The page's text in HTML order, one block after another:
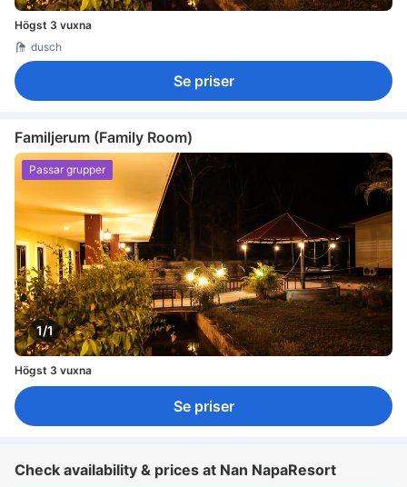
Högst 3 vuxna
dusch
Se priser
Familjerum (Family Room)
1/1
Passar grupper
Högst 3 vuxna
Se priser
Check availability & prices at Nan NapaResort